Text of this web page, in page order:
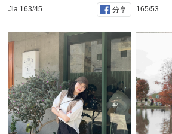
Jia 163/45 分享 165/53